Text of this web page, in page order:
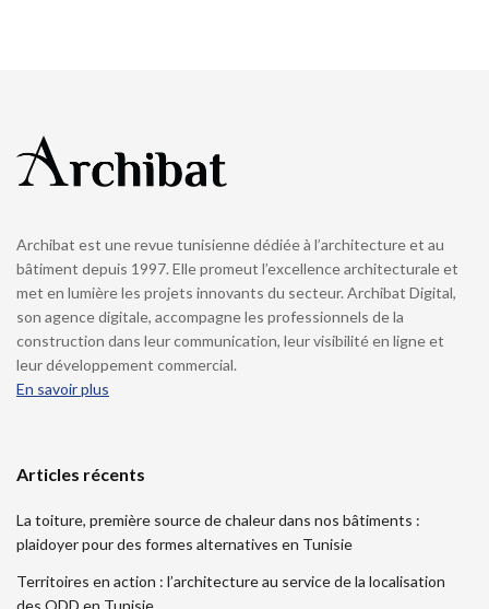
Archibat est une revue tunisienne dédiée à l’architecture et au
bâtiment depuis 1997. Elle promeut l’excellence architecturale et
met en lumière les projets innovants du secteur. Archibat Digital,
son agence digitale, accompagne les professionnels de la
construction dans leur communication, leur visibilité en ligne et
leur développement commercial.
En savoir plus
Articles récents
La toiture, première source de chaleur dans nos bâtiments :
plaidoyer pour des formes alternatives en Tunisie
Territoires en action : l’architecture au service de la localisation
des ODD en Tunisie